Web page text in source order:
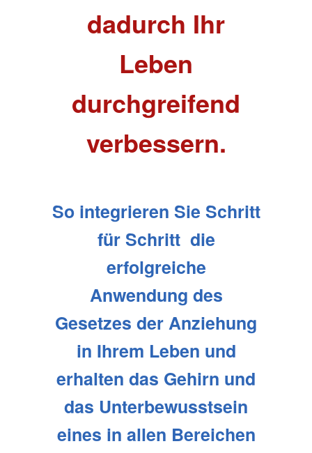
dadurch Ihr
Leben
durchgreifend
verbessern.
So integrieren Sie Schritt
für Schritt die
erfolgreiche
Anwendung des
Gesetzes der Anziehung
in Ihrem Leben und
erhalten das Gehirn und
das Unterbewusstsein
eines in allen Bereichen